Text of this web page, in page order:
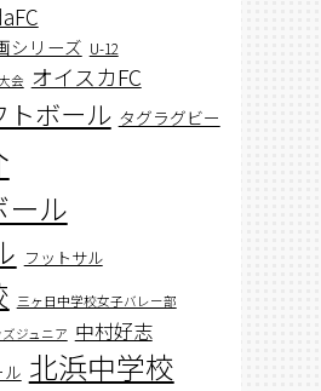
シリーズ U-12
会 オイスカFC
トボール タグラグビー
ール
フットサル
三ヶ日中学校女子バレー部
ジュニア 中村好志
北浜中学校